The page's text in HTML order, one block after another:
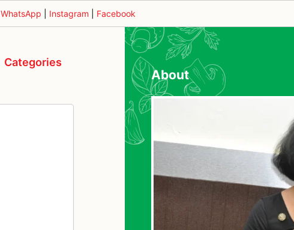
WhatsApp Instagram Facebook
Categories
About